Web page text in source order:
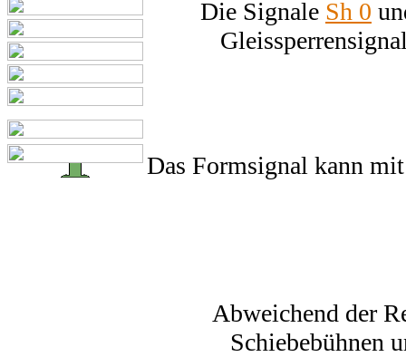
Die Signale Sh 0
Das Formsignal kann
Abweichend der
Schiebebühnen